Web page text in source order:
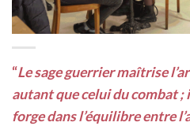
“Le sage guerrier maîtrise
autant que celui du combat ;
forge dans l’équilibre entre